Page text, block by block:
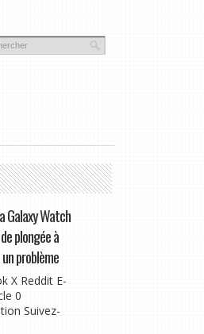
Galaxy Watch
plongée à
problème
X Reddit E-
0
Suivez-